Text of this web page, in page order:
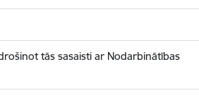
tās sasaisti ar Nodarbinātības